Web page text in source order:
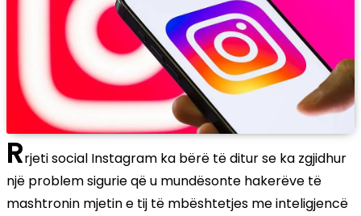
Rrjeti social Instagram ka bërë të ditur se ka zgjidhur
një problem sigurie që u mundësonte hakerëve të
mashtronin mjetin e tij të mbështetjes me inteligjencë